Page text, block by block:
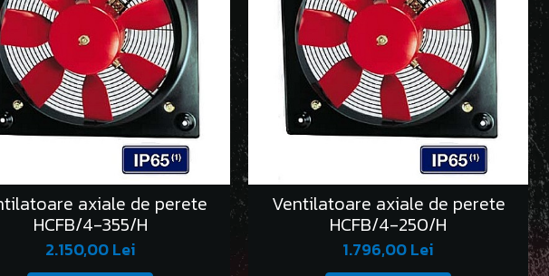
axiale de perete
HCFB/4-355/H
2.150,00 Lei
Ventilatoare axiale de perete
HCFB/4-250/H
1.796,00 Lei